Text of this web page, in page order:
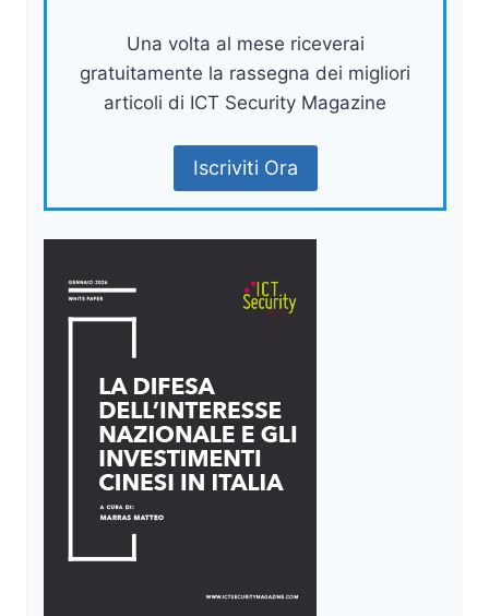
Una volta al mese riceverai
gratuitamente la rassegna dei migliori
articoli di ICT Security Magazine
Iscriviti Ora